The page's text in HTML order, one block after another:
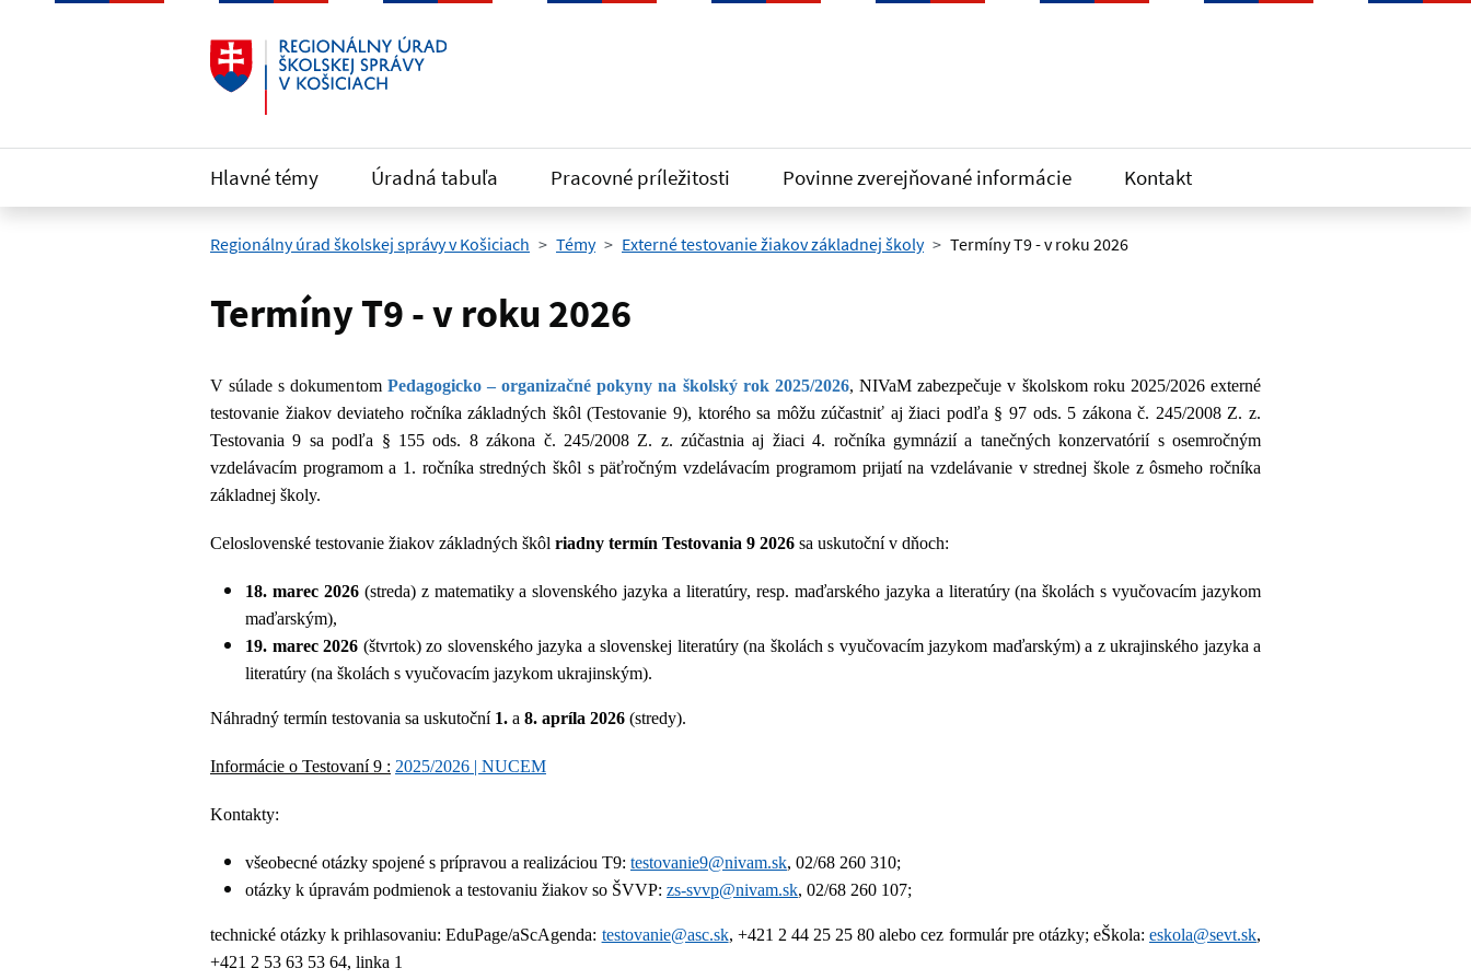
Preskočiť na hlavný obsah
Hlavné témy Úradná tabuľa Pracovné príležitosti Povinne zverejňované informácie Kontakt
Regionálny úrad školskej správy v Košiciach Témy Externé testovanie žiakov základnej školy Termíny T9 - v roku 2026
Termíny T9 - v roku 2026
V súlade s dokumentom Pedagogicko – organizačné pokyny na školský rok 2025/2026, NIVaM zabezpečuje v školskom roku 2025/2026 externé
testovanie žiakov deviateho ročníka základných škôl (Testovanie 9), ktorého sa môžu zúčastniť aj žiaci podľa § 97 ods. 5 zákona č. 245/2008 Z. z.
Testovania 9 sa podľa § 155 ods. 8 zákona č. 245/2008 Z. z. zúčastnia aj žiaci 4. ročníka gymnázií a tanečných konzervatórií s osemročným
vzdelávacím programom a 1. ročníka stredných škôl s päťročným vzdelávacím programom prijatí na vzdelávanie v strednej škole z ôsmeho ročníka
základnej školy.
Celoslovenské testovanie žiakov základných škôl riadny termín Testovania 9 2026 sa uskutoční v dňoch:
18. marec 2026(streda) z matematiky a slovenského jazyka a literatúry, resp. maďarského jazyka a literatúry (na školách s vyučovacím jazykom
maďarským),
19. marec 2026 (štvrtok) zo slovenského jazyka a slovenskej literatúry (na školách s vyučovacím jazykom maďarským) a z ukrajinského jazyka a
literatúry (na školách s vyučovacím jazykom ukrajinským).
Náhradný termín testovania sa uskutoční 1. a 8. apríla 2026 (stredy).
Informácie o Testovaní 9 : 2025/2026 | NUCEM
Kontakty:
všeobecné otázky spojené s prípravou a realizáciou T9: testovanie9@nivam.sk, 02/68 260 310;
otázky k úpravám podmienok a testovaniu žiakov so ŠVVP: zs-svvp@nivam.sk, 02/68 260 107;
technické otázky k prihlasovaniu: EduPage/aScAgenda: testovanie@asc.sk, +421 2 44 25 25 80 alebo cez formulár pre otázky; eŠkola:eskola@sevt.sk,
+421 2 53 63 53 64, linka 1